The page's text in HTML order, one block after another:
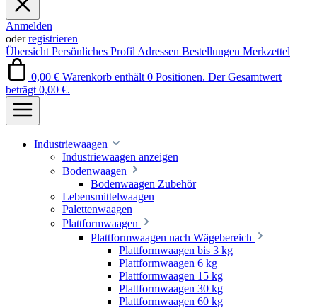
Anmelden
oderregistrieren
Übersicht Persönliches Profil Adressen Bestellungen Merkzettel
0,00 € Warenkorb enthält 0 Positionen. Der Gesamtwert
beträgt 0,00 €.
Industriewaagen
Industriewaagen anzeigen
Bodenwaagen
Bodenwaagen Zubehör
Lebensmittelwaagen
Palettenwaagen
Plattformwaagen
Plattformwaagen nach Wägebereich
Plattformwaagen bis 3 kg
Plattformwaagen 6 kg
Plattformwaagen 15 kg
Plattformwaagen 30 kg
Plattformwaagen 60 kg